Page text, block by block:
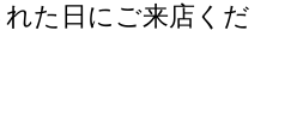
た日にご来店くだ